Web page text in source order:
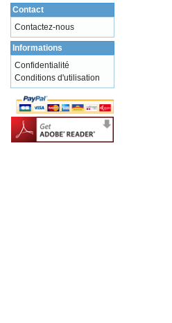
Contact
Contactez-nous
Informations
Confidentialité
Conditions d'utilisation